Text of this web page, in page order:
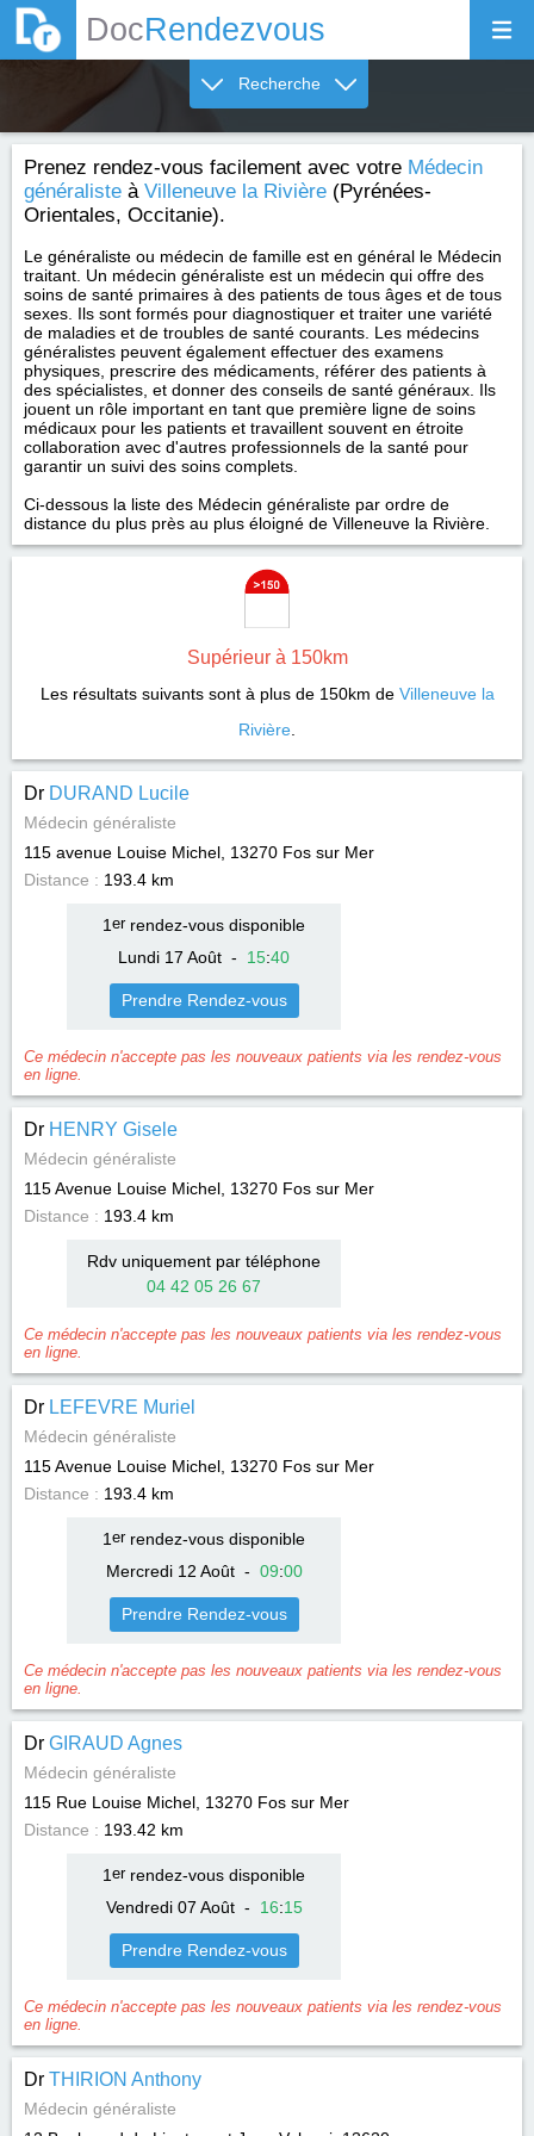
DocRendezvous
Recherche
Prenez rendez-vous facilement avec votre Médecin
généraliste à Villeneuve la Rivière (Pyrénées-
Orientales, Occitanie).
Le généraliste ou médecin de famille est en général le Médecin
traitant. Un médecin généraliste est un médecin qui offre des
soins de santé primaires à des patients de tous âges et de tous
sexes. Ils sont formés pour diagnostiquer et traiter une variété
de maladies et de troubles de santé courants. Les médecins
généralistes peuvent également effectuer des examens
physiques, prescrire des médicaments, référer des patients à
des spécialistes, et donner des conseils de santé généraux. Ils
jouent un rôle important en tant que première ligne de soins
médicaux pour les patients et travaillent souvent en étroite
collaboration avec d'autres professionnels de la santé pour
garantir un suivi des soins complets.
Ci-dessous la liste des Médecin généraliste par ordre de
distance du plus près au plus éloigné de Villeneuve la Rivière.
Supérieur à 150km
Les résultats suivants sont à plus de 150km de Villeneuve la
Rivière
Dr DURAND Lucile
Médecin généraliste
115 avenue Louise Michel, 13270 Fos sur Mer
Distance : 193.4 km
1 errendez-vous disponible
Lundi 17 Août - 15:40
Prendre Rendez-vous
Ce médecin n'accepte pas les nouveaux patients via les rendez-vous
en ligne.
Dr HENRY Gisele
Médecin généraliste
115 Avenue Louise Michel, 13270 Fos sur Mer
Distance : 193.4 km
Rdv uniquement par téléphone
04 42 05 26 67
Ce médecin n'accepte pas les nouveaux patients via les rendez-vous
en ligne.
Dr LEFEVRE Muriel
Médecin généraliste
115 Avenue Louise Michel, 13270 Fos sur Mer
Distance : 193.4 km
1 errendez-vous disponible
Mercredi 12 Août- 09:00
Prendre Rendez-vous
Ce médecin n'accepte pas les nouveaux patients via les rendez-vous
en ligne.
Dr GIRAUD Agnes
Médecin généraliste
115 Rue Louise Michel, 13270 Fos sur Mer
Distance : 193.42 km
1 errendez-vous disponible
Vendredi 07 Août- 16:15
Prendre Rendez-vous
Ce médecin n'accepte pas les nouveaux patients via les rendez-vous
en ligne.
Dr THIRION Anthony
Médecin généraliste